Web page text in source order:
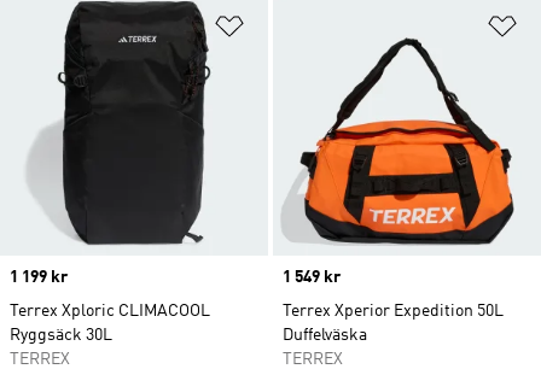
Price
1 199 kr
Terrex Xploric CLIMACOOL
Ryggsäck 30L
TERREX
Price
1 549 kr
Terrex Xperior Expedition 50L
Duffelväska
TERREX